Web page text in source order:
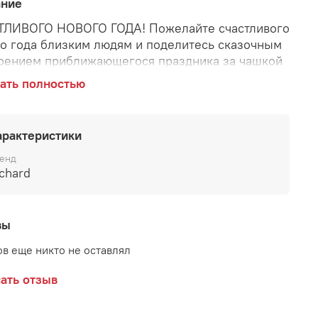
НОВОГО ГОДА! Пожелайте счастливого
года близким людям и поделитесь сказочным
приближающегося праздника за чашкой
листового чая RICHARD HAVE A
NEW YEAR! с цедрой апельсина и пряными
шишками, станет стильным украшением
полностью
еще никто не оставлял
отзыв